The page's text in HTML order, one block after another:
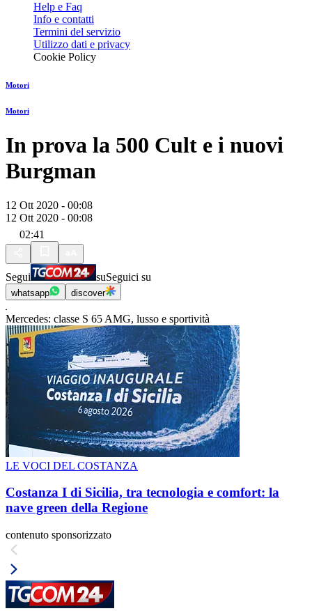
Help e Faq
Info e contatti
Termini del servizio
Utilizzo dati e privacy
Cookie Policy
Motori
Motori
In prova la 500 Cult e i nuovi
Burgman
12 Ott 2020 - 00:08
12 Ott 2020 - 00:08
02:41
Segui suSeguici su
whatsapp discover
Mercedes: classe S 65 AMG, lusso e sportività
LE VOCI DEL COSTANZA
Costanza I di Sicilia, tra tecnologia e comfort: la
nave green della Regione
contenuto sponsorizzato